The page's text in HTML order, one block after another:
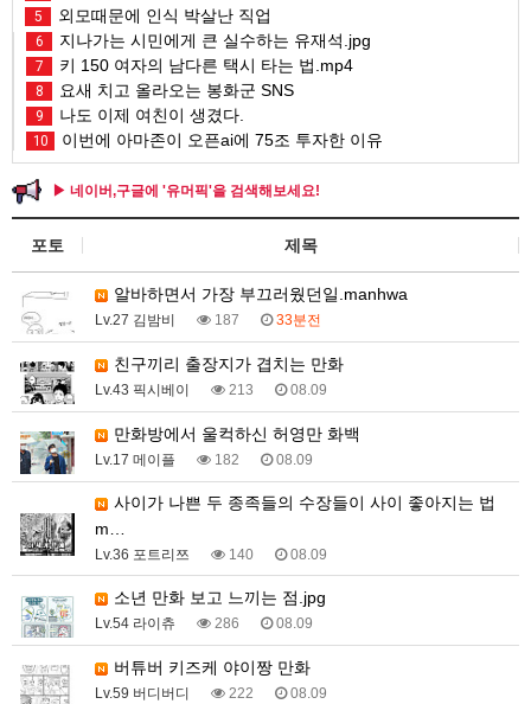
5 외모때문에 인식 박살난 직업
6 지나가는 시민에게 큰 실수하는 유재석.jpg
7 키 150 여자의 남다른 택시 타는 법.mp4
8 요새 치고 올라오는 봉화군 SNS
9 나도 이제 여친이 생겼다.
10 이번에 아마존이 오픈ai에 75조 투자한 이유
▶ 네이버,구글에 '유머픽'을 검색해보세요!
포토 제목
알바하면서 가장 부끄러웠던일.manhwa
Lv.27 김밤비 187 33분전
친구끼리 출장지가 겹치는 만화
Lv.43 픽시베이 213 08.09
만화방에서 울컥하신 허영만 화백
Lv.17 메이플 182 08.09
m…
Lv.36 포트리쯔 140 08.09
소년 만화 보고 느끼는 점.jpg
Lv.54 라이츄 286 08.09
버튜버 키즈케 야이짱 만화
Lv.59 버디버디 222 08.09